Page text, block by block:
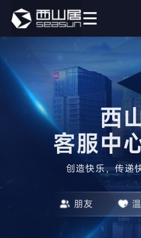
创造快乐，传递
西
客服中
朋友